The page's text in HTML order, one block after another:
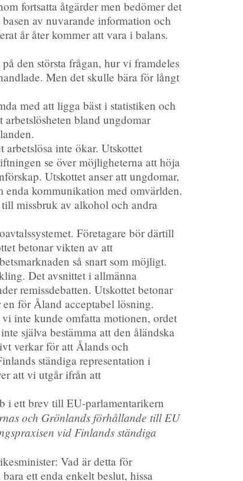
fortsatta åtgärder men bedömer det
av nuvarande information och
år åter kommer att vara i balans.
den största frågan, hur vi framdeles
Men det skulle bära för långt
med att ligga bäst i statistiken och
bland ungdomar
arbetslösa inte ökar. Utskottet
se över möjligheterna att höja
Utskottet anser att ungdomar,
enda kommunikation med omvärlden.
missbruk av alkohol och andra
Företagare bör därtill
betonar vikten av att
så snart som möjligt.
Det avsnittet i allmänna
remissdebatten. Utskottet betonar
för Åland acceptabel lösning.
inte kunde omfatta motionen, ordet
själva bestämma att den åländska
verkar för att Ålands och
ständiga representation i
att vi utgår ifrån att
i ett brev till EU-parlamentarikern
och Grönlands förhållande till EU
vid Finlands ständiga
Vad är detta för
ett enda enkelt beslut, hissa